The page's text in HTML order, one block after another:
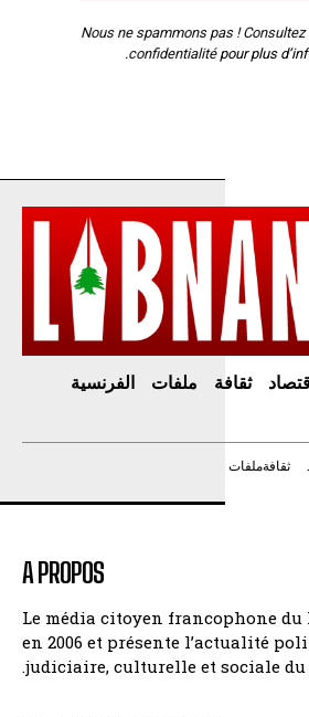
Nous ne spammons pas ! Consultez
confidentialitépour plus
ثقافة ملفات
الفرنسية
ثقافةملفات
A PROPOS
Le média citoyen francophone du
en 2006 et présente l’actualité
judiciaire, culturelle et sociale du